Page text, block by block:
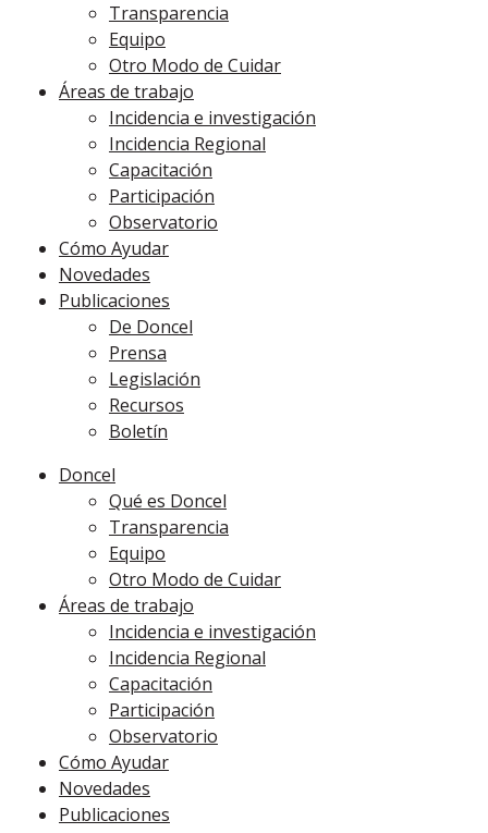
Transparencia
Equipo
Otro Modo de Cuidar
Áreas de trabajo
Incidencia e investigación
Incidencia Regional
Capacitación
Participación
Observatorio
Cómo Ayudar
Novedades
Publicaciones
De Doncel
Prensa
Legislación
Recursos
Boletín
Doncel
Qué es Doncel
Transparencia
Equipo
Otro Modo de Cuidar
Áreas de trabajo
Incidencia e investigación
Incidencia Regional
Capacitación
Participación
Observatorio
Cómo Ayudar
Novedades
Publicaciones